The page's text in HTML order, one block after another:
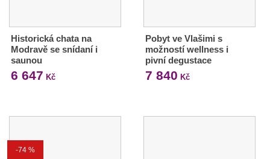
Historická chata na
Modravě se snídaní i
saunou
6 647 Kč
Pobyt ve Vlašimi s
možností wellness i
pivní degustace
7 840 Kč
-74 %